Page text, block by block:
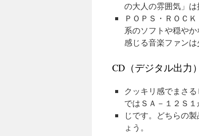
の大人の雰囲気」は
ＰＯＰＳ・ＲＯＣ
系のソフトや穏や
感じる音楽ファンは
CD（デジタル出力
クッキリ感でまさ
ではＳＡ－１２Ｓ
じです。どちらの
ょう。